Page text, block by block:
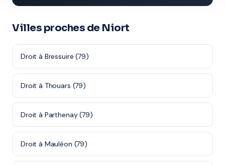
Villes proches de Niort
Droit à Bressuire (79)
Droit à Thouars (79)
Droit à Parthenay (79)
Droit à Mauléon (79)